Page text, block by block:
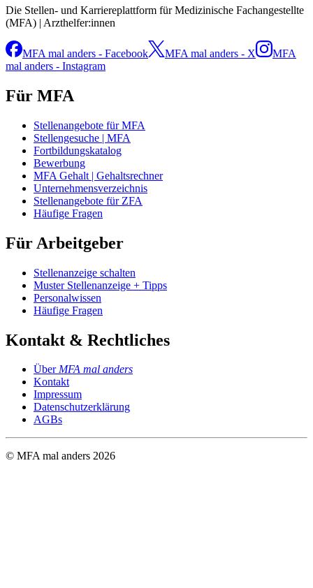
Die Stellen- und Karriereplattform für Medizinische Fachangestellte
(MFA) | Arzthelfer:innen
MFA mal anders - Facebook MFA mal anders - X
MFA
mal anders - Instagram
Für MFA
Stellenangebote für MFA
Stellengesuche | MFA
Fortbildungskatalog
Bewerbung
MFA Gehalt | Gehaltsrechner
Unternehmensverzeichnis
Stellenangebote für ZFA
Häufige Fragen
Für Arbeitgeber
Stellenanzeige schalten
Muster Stellenanzeige + Tipps
Personalwissen
Häufige Fragen
Kontakt & Rechtliches
ÜberMFA mal anders
Kontakt
Impressum
Datenschutzerklärung
AGBs
© MFA mal anders 2026